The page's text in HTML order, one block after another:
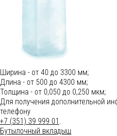
Ширина - от 40 до 3300 мм;
Длина - от 500 до 4300 мм;
Толщина - от 0,050 до 0,250 мкм;
Для получения дополнительной
телефону
+7 (351) 39 999 01 .
Бутылочный вкладыш